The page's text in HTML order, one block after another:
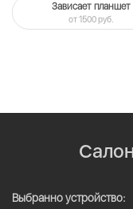
Зависает планшет
от 1500 руб.
Выбранно устройство: